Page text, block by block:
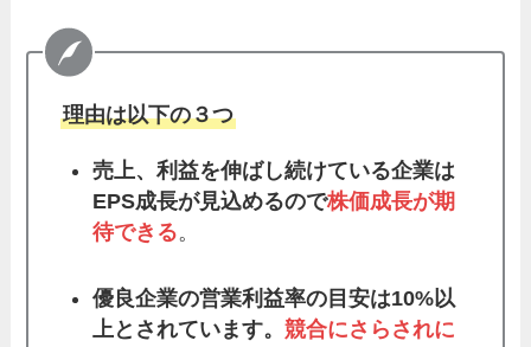
理由は以下の３つ
売上、利益を伸ばし続けている企業は
EPS成長が見込めるので株価成長が期
待できる。
優良企業の営業利益率の目安は10%以
上とされています。競合にさらされに